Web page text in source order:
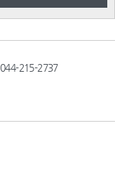
044-215-2737